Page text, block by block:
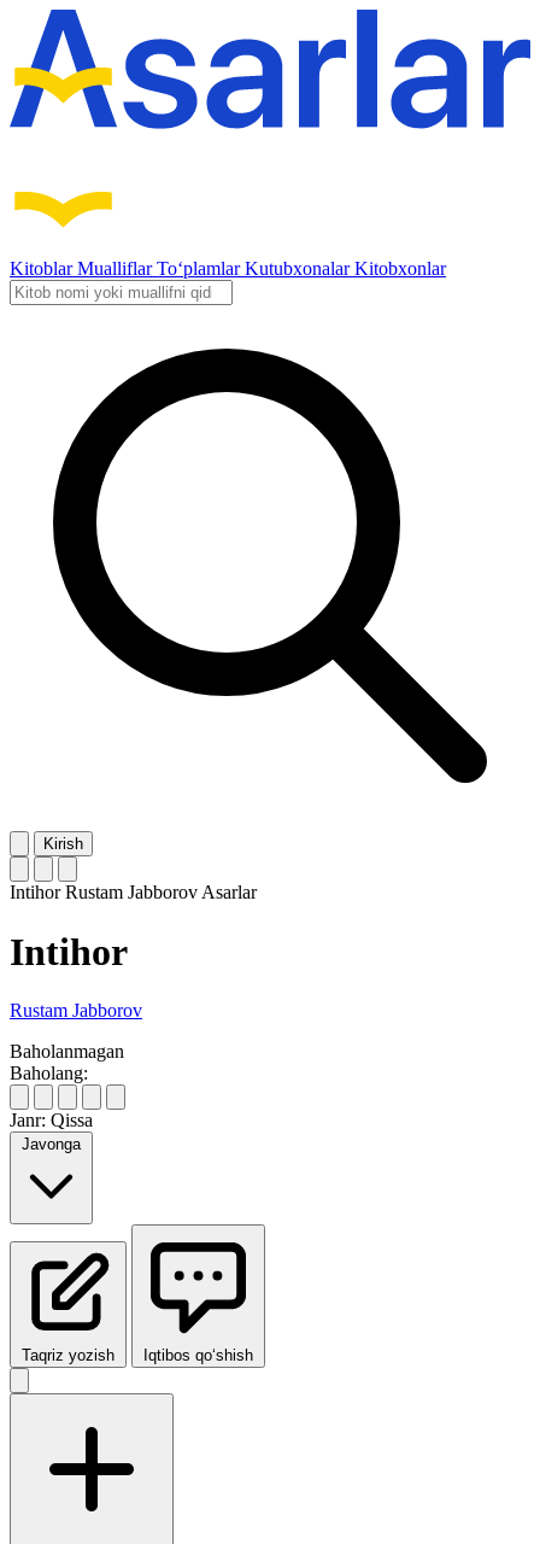
KitoblarMualliflarTo‘plamlarKutubxonalarKitobxonlar
Kirish
Intihor Rustam JabborovAsarlar
Intihor
Rustam Jabborov
Baholanmagan
Baholang:
Janr: Qissa
Javonga
Taqriz yozish Iqtibos qo‘shish